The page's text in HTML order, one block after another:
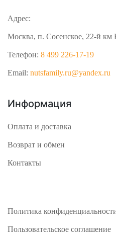
Адрес:
Москва, п. Сосенское, 22-й км
Телефон: 8 499 226-17-19
Email: nutsfamily.ru@yandex.ru
Информация
Оплата и доставка
Возврат и обмен
Контакты
Политика
Пользовательское соглашение